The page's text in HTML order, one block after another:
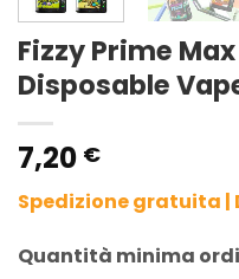
Fizzy Prime
Disposable
7,20 €
Spedizione gratuita
Quantità minima